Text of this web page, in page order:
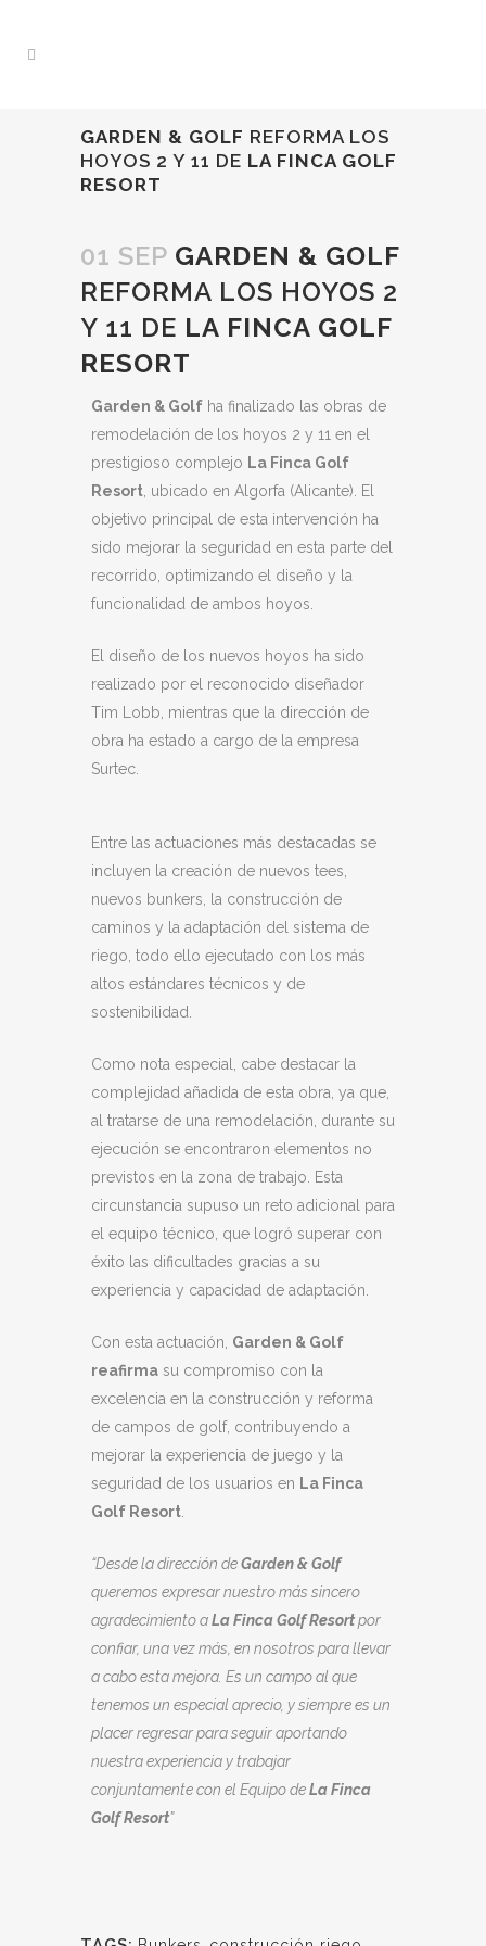
GARDEN & GOLF REFORMA LOS
HOYOS 2 Y 11 DE LA FINCA GOLF
RESORT
01 SEP GARDEN & GOLF
REFORMA LOS HOYOS 2
Y 11 DE LA FINCA GOLF
RESORT
Garden & Golf ha finalizado las obras de
remodelación de los hoyos 2 y 11 en el
prestigioso complejo La Finca Golf
Resort , ubicado en Algorfa (Alicante). El
objetivo principal de esta intervención ha
sido mejorar la seguridad en esta parte del
recorrido, optimizando el diseño y la
funcionalidad de ambos hoyos.
El diseño de los nuevos hoyos ha sido
realizado por el reconocido diseñador
Tim Lobb, mientras que la dirección de
obra ha estado a cargo de la empresa
Surtec.
Entre las actuaciones más destacadas se
incluyen la creación de nuevos tees,
nuevos bunkers, la construcción de
caminos y la adaptación del sistema de
riego, todo ello ejecutado con los más
altos estándares técnicos y de
sostenibilidad.
Como nota especial, cabe destacar la
complejidad añadida de esta obra, ya que,
al tratarse de una remodelación, durante su
ejecución se encontraron elementos no
previstos en la zona de trabajo. Esta
circunstancia supuso un reto adicional para
el equipo técnico, que logró superar con
éxito las dificultades gracias a su
experiencia y capacidad de adaptación.
Con esta actuación, Garden & Golf
reafirma su compromiso con la
excelencia en la construcción y reforma
de campos de golf, contribuyendo a
mejorar la experiencia de juego y la
seguridad de los usuarios en La Finca
Golf Resort
“Desde la dirección deGarden & Golf
queremos expresar nuestro más sincero
agradecimiento aLa Finca Golf Resortpor
confiar, una vez más, en nosotros para llevar
a cabo esta mejora. Es un campo al que
tenemos un especial aprecio, y siempre es un
placer regresar para seguir aportando
nuestra experiencia y trabajar
conjuntamente con el Equipo deLa Finca
Golf Resort”